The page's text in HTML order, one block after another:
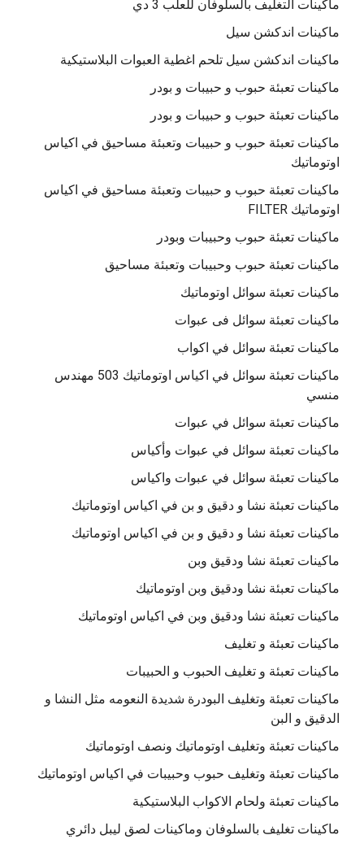
ماكينات التغليف بالسلوفان للعلب 3 دي
ماكينات اندكشن سيل
ماكينات اندكشن سيل تلحم اغطية العبوات البلاستيكية
ماكينات تعبئة حبوب و حبيبات و بودر
ماكينات تعبئة حبوب و حبيبات و بودر
ماكينات تعبئة حبوب و حبيبات وتعبئة مساحيق في اكياس
اوتوماتيك
ماكينات تعبئة حبوب و حبيبات وتعبئة مساحيق في اكياس
اوتوماتيك FILTER
ماكينات تعبئة حبوب وحبيبات وبودر
ماكينات تعبئة حبوب وحبيبات وتعبئة مساحيق
ماكينات تعبئة سوائل اوتوماتيك
ماكينات تعبئة سوائل فى عبوات
ماكينات تعبئة سوائل في اكواب
ماكينات تعبئة سوائل في اكياس اوتوماتيك 503 مهندس
منسي
ماكينات تعبئة سوائل في عبوات
ماكينات تعبئة سوائل في عبوات وأكياس
ماكينات تعبئة سوائل في عبوات واكياس
ماكينات تعبئة نشا و دقيق و بن في اكياس اوتوماتيك
ماكينات تعبئة نشا و دقيق و بن في اكياس اوتوماتيك
ماكينات تعبئة نشا ودقيق وبن
ماكينات تعبئة نشا ودقيق وبن اوتوماتيك
ماكينات تعبئة نشا ودقيق وبن في اكياس اوتوماتيك
ماكينات تعبئة و تغليف
ماكينات تعبئة و تغليف الحبوب و الحبيبات
ماكينات تعبئة وتغليف البودرة شديدة النعومه مثل النشا و
الدقيق و البن
ماكينات تعبئة وتغليف اوتوماتيك ونصف اوتوماتيك
ماكينات تعبئة وتغليف حبوب وحبيبات في اكياس اوتوماتيك
ماكينات تعبئة ولحام الاكواب البلاستيكية
ماكينات تغليف بالسلوفان وماكينات لصق ليبل دائري